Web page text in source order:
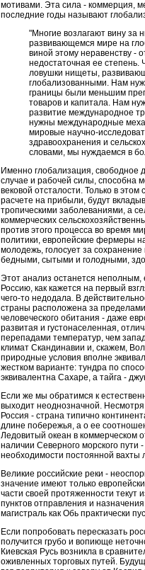
мотивами. Эта сила - коммерция,
последние годы называют
"Многие возлагают вину за
развивающемся мире на
виной этому неравенству -
недостаточная ее степень.
ловушки нищеты,
глобализованными. Нам
границы были меньшим
товаров и капитала. Нам
развитие международное
нужны международные
мировые научно-
здравоохранения и
словами, мы нуждаемся в
Именно глобализация, свободное
случае и рабочей силы, способна
вековой отсталости. Только в
расчете на прибыли, будут
тропическими заболеваниями, а
коммерческих
против этого процесса во время
политики, европейские фермеры
молодежь, голосует за
бедными, сытыми и голодными,
Этот анализ останется
Россию, как кажется на первый
чего-то недодала. В
страны расположена за
человеческого обитания - даже
развитая и густонаселенная,
перепадами температур, чем
климат Скандинавии и, скажем,
природные условия вполне
жестком варианте: тундра по
эквивалентна Сахаре, а тайга -
Если же мы обратимся к
выходит неоднозначной.
Россия - страна типично
длине побережья, а о ее
Ледовитый океан в коммерческом
наличии Северного морского пути
необходимости постоянной вахты
Великие российские реки -
значение имеют только
части своей протяженности текут
пунктов отправления и
магистраль как Обь практически
Если попробовать пересказать
получится грубо и вопиюще
Киевская Русь возникла в
оживленных торговых путей.